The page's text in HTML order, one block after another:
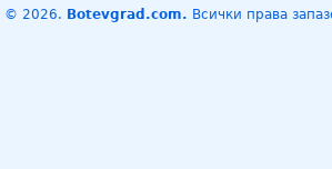
© 2026. Botevgrad.com. Всички права